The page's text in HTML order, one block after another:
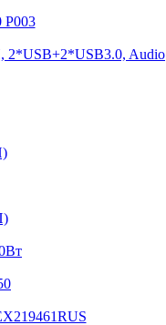
P003
2*USB+2*USB3.0, Audio